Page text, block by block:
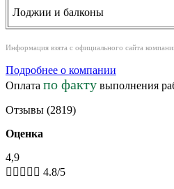
Лоджии и балконы
Информация взята с официального сайта
Подробнее о компании
Оплата по факту выполнения
Отзывы (2819)
Оценка
4,9
     4.8/5